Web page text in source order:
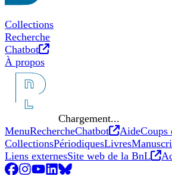
Collections
Recherche
Chatbot
Nouvel onglet
À propos
Chargement...
MenuRechercheChatbot Nouvel
AideCoups
CollectionsPériodiquesLivres
Liens externesSite web de la BnL
Facebook
Nouvel onglet
Instagram
Nouvel onglet
YouTube
Nouvel onglet
LinkedIn
Nouvel onglet
BlueSky
Nouvel onglet